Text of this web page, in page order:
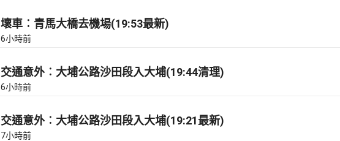
壞車︰青馬大橋去機場(19:53最新)
6小時前
交通意外︰大埔公路沙田段入大埔(19:44清理)
6小時前
交通意外︰大埔公路沙田段入大埔(19:21最新)
7小時前